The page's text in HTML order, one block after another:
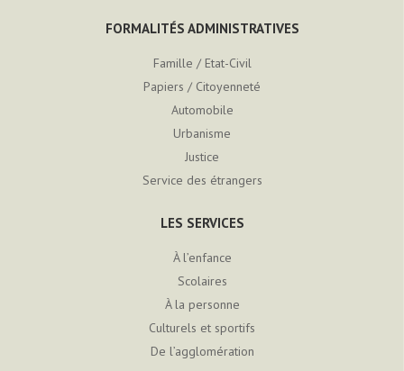
FORMALITÉS ADMINISTRATIVES
Famille / Etat-Civil
Papiers / Citoyenneté
Automobile
Urbanisme
Justice
Service des étrangers
LES SERVICES
À l’enfance
Scolaires
À la personne
Culturels et sportifs
De l’agglomération